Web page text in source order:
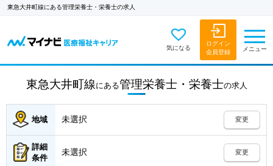
東急大井町線にある管理栄養士・栄養士の求人
気になる
ログイン
会員登録
メニュー
東急大井町線 にある管理栄養士・栄養士の求人
地域 未選択 変更
詳細
条件
未選択 変更